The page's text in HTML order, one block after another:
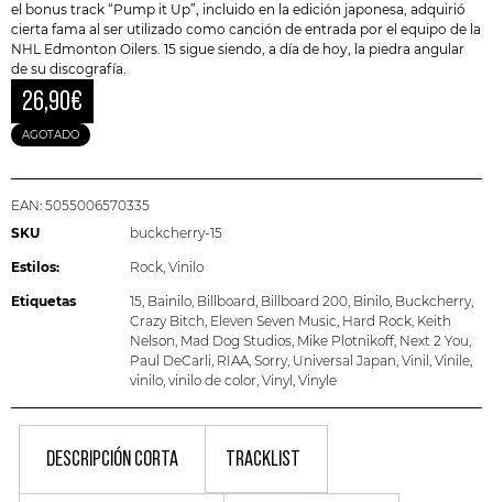
el bonus track “Pump it Up”, incluido en la edición japonesa, adquirió
cierta fama al ser utilizado como canción de entrada por el equipo de la
NHL Edmonton Oilers. 15 sigue siendo, a día de hoy, la piedra angular
de su discografía.
26,90€
AGOTADO
EAN: 5055006570335
SKU
buckcherry-15
Estilos: Rock Vinilo
Etiquetas 15 Bainilo Billboard Billboard 200 Binilo Buckcherry,
Crazy Bitch Eleven Seven Music Hard Rock Keith
Nelson Mad Dog Studios Mike Plotnikoff, Next 2 You
Paul DeCarli RIAA Sorry, Universal Japan Vinil Vinile
vinilo vinilo de color Vinyl Vinyle
DESCRIPCIÓN CORTA TRACKLIST